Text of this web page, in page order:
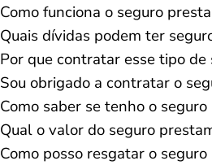
Como funciona o seguro
Quais dívidas podem ter
Por que contratar esse tipo de
Sou obrigado a contratar o
Como saber se tenho o
Qual o valor do seguro
Como posso resgatar o